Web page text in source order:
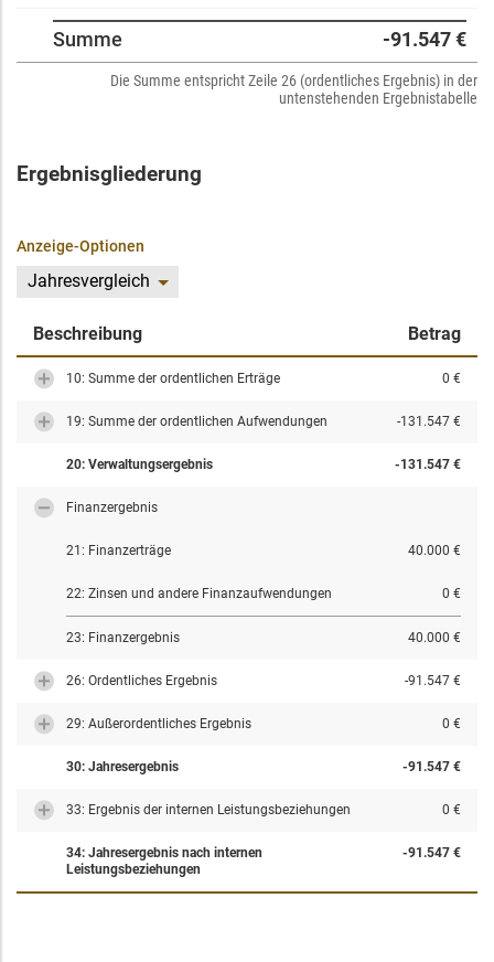
Summe -91.547 €
Die Summe entspricht Zeile 26 (ordentliches Ergebnis) in der
untenstehenden Ergebnistabelle
Ergebnisgliederung
Anzeige-Optionen
Jahresvergleich
Beschreibung Betrag
10: Summe der ordentlichen Erträge 0 €
19: Summe der ordentlichen Aufwendungen -131.547 €
20: Verwaltungsergebnis -131.547 €
Finanzergebnis
21: Finanzerträge 40.000 €
22: Zinsen und andere Finanzaufwendungen 0 €
23: Finanzergebnis 40.000 €
26: Ordentliches Ergebnis -91.547 €
29: Außerordentliches Ergebnis 0 €
30: Jahresergebnis -91.547 €
33: Ergebnis der internen Leistungsbeziehungen 0 €
34: Jahresergebnis nach internen
Leistungsbeziehungen
-91.547 €